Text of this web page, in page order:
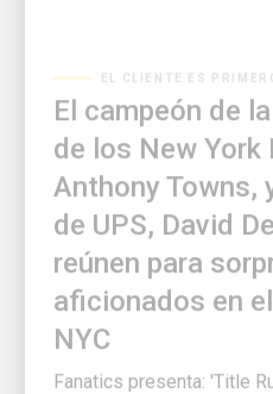
El campeón de
de los New York
Anthony Towns,
de UPS, David
reúnen para
aficionados en
NYC
Fanatics presenta: 'Title
producido por Fanatics